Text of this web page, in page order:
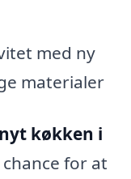
med ny
materialer
nyt køkken i
for at